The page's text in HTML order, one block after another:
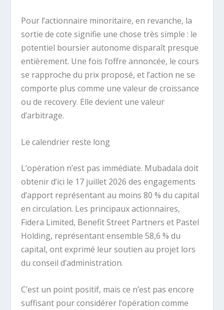
Pour l’actionnaire minoritaire, en revanche, la
sortie de cote signifie une chose très simple : le
potentiel boursier autonome disparaît presque
entièrement. Une fois l’offre annoncée, le cours
se rapproche du prix proposé, et l’action ne se
comporte plus comme une valeur de croissance
ou de recovery. Elle devient une valeur
d’arbitrage.
Le calendrier reste long
L’opération n’est pas immédiate. Mubadala doit
obtenir d’ici le 17 juillet 2026 des engagements
d’apport représentant au moins 80 % du capital
en circulation. Les principaux actionnaires,
Fidera Limited, Benefit Street Partners et Pastel
Holding, représentant ensemble 58,6 % du
capital, ont exprimé leur soutien au projet lors
du conseil d’administration.
C’est un point positif, mais ce n’est pas encore
suffisant pour considérer l’opération comme